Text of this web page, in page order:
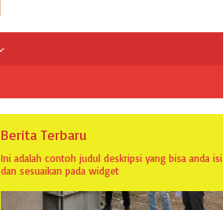
Berita Terbaru
Ini adalah contoh judul deskripsi yang bisa anda isi
dan sesuaikan pada widget